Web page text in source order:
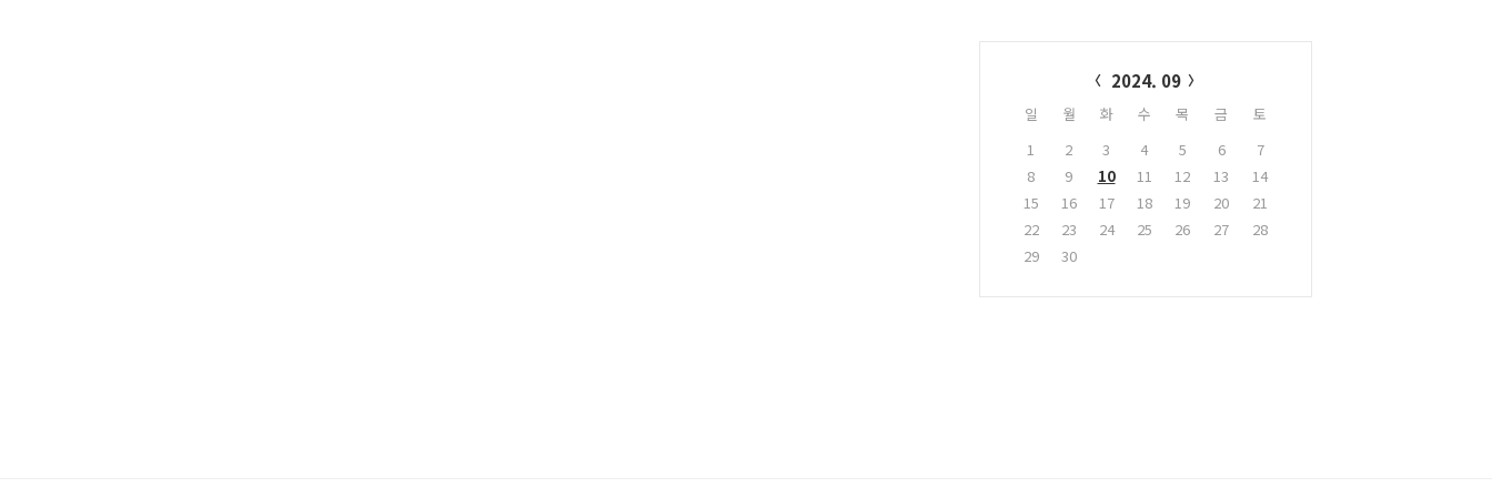
2024. 09
일 월 화 수 목 금
토
1
2 3 4 5 6
7
8
9 10 11 12 13
14
15
16 17 18 19 20
21
22
23 24 25 26 27
28
29
30